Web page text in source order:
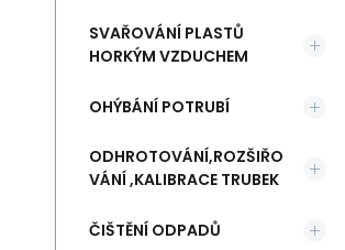
SVAŘOVÁNÍ PLASTŮ
HORKÝM VZDUCHEM
OHÝBÁNÍ POTRUBÍ
ODHROTOVÁNÍ,ROZŠIŘO
VÁNÍ ,KALIBRACE TRUBEK
ČIŠTĚNÍ ODPADŮ